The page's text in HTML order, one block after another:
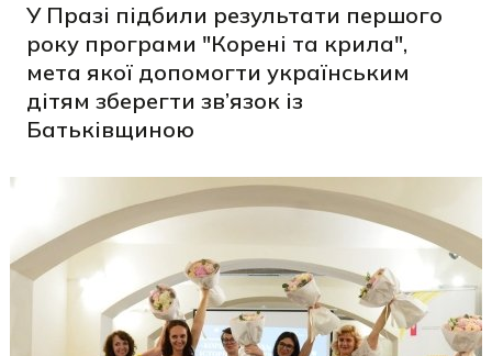
У Празі підбили результати першого
року програми "Корені та крила",
мета якої допомогти українським
дітям зберегти зв’язок із
Батьківщиною